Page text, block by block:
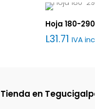
Hoja 180-
L31.71 IVA
Tienda en